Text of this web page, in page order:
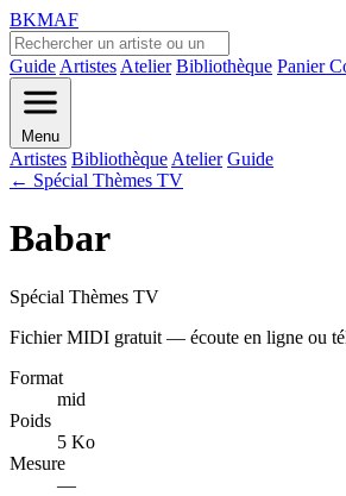
BKMAF
Guide Artistes Atelier Bibliothèque Panier
Menu
Artistes Bibliothèque Atelier Guide
← Spécial Thèmes TV
Babar
Spécial Thèmes TV
Fichier MIDI gratuit — écoute en ligne ou
Format
mid
Poids
5 Ko
Mesure
—